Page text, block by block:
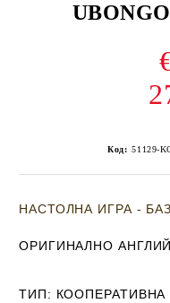
Код: 51129-
НАСТОЛНА ИГРА -
ОРИГИНАЛНО
ТИП: КООПЕРАТИВНА